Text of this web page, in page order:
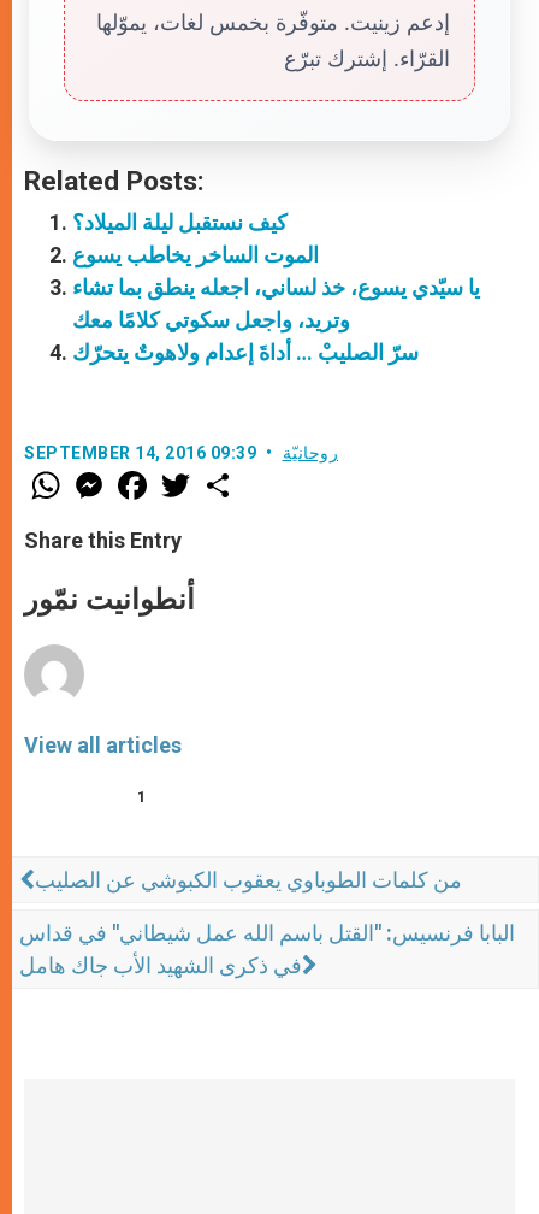
إدعم زينيت. متوفّرة بخمس لغات، يموّلها
القرّاء. إشترك تبرّع
Related Posts:
كيف نستقبل ليلة الميلاد؟
الموت الساخر يخاطب يسوع
يا سيّدي يسوع، خذ لساني، اجعله ينطق بما تشاء
وتريد، واجعل سكوتي كلامًا معك
سرّ الصليبْ … أداةَ إعدام ولاهوتٌ يتحرّك
SEPTEMBER 14, 2016 09:39 روحانيّة
W
h
t
s
p
p
M
e
s
e
e
F
a
e
b
o
k
w
Share this Entry
أنطوانيت نمّور
View all articles
1
ﻣﻦ ﻛﻠﻤﺎﺕ ﺍﻟﻄﻮﺑﺎﻭﻱ ﻳﻌﻘﻮﺏ ﺍﻟﻜﺒﻮﺷﻲ ﻋﻦ ﺍﻟﺼﻠﻴﺐ
البابا فرنسيس: "القتل باسم الله عمل شيطاني" في قداس
في ذكرى الشهيد الأب جاك هامل